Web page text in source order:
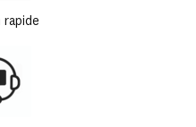
rapide